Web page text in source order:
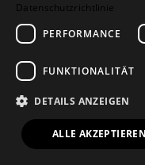
Tag der
15.
Oft sind es
Datenschutzrichtlinie
PERFORMANCE
FUNKTIONALITÄT
DETAILS ANZEIGEN
ALLE AKZEPTIEREN